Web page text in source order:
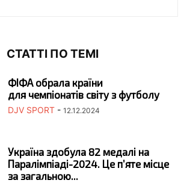
СТАТТІ ПО ТЕМІ
ФІФА обрала країни
для чемпіонатів світу з футболу
DJV SPORT - 12.12.2024
Україна здобула 82 медалі на
Паралімпіаді-2024. Це п’яте місце
за загальною...